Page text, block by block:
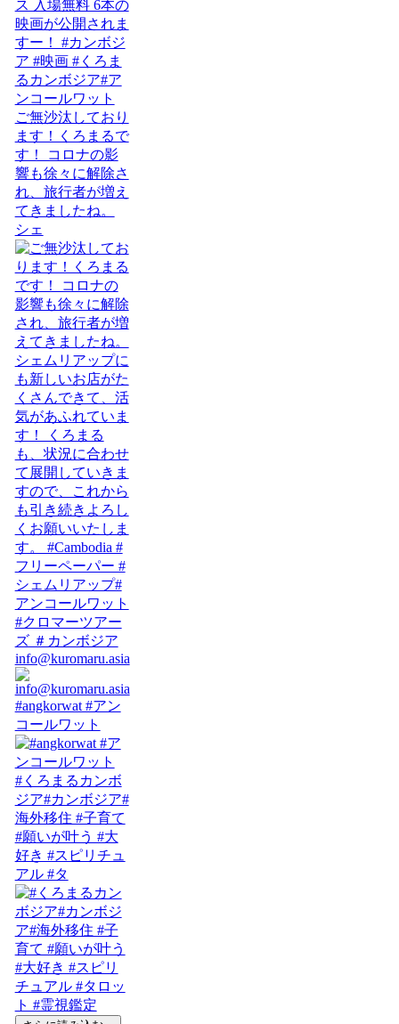
ご無沙汰しており
ます！くろまるで
す！ コロナの影
響も徐々に解除さ
れ、旅行者が増え
てきましたね。
シェ
info@kuromaru.asia
#angkorwat #アン
コールワット
#くろまるカンボ
ジア#カンボジア#
海外移住 #子育て
#願いが叶う #大
好き #スピリチュ
アル #タ